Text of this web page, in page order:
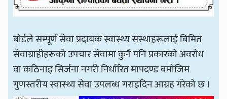
बोर्डले सम्पूर्ण सेवा प्रदायक स्वास्थ्य संस्थाहरूलाई बिमित
सेवाग्राहीहरूको उपचार सेवामा कुनै पनि प्रकारको अवरोध
वा कठिनाइ सिर्जना नगरी निर्धारित मापदण्ड बमोजिम
गुणस्तरीय स्वास्थ्य सेवा उपलब्ध गराइदिन आग्रह गरेको छ ।